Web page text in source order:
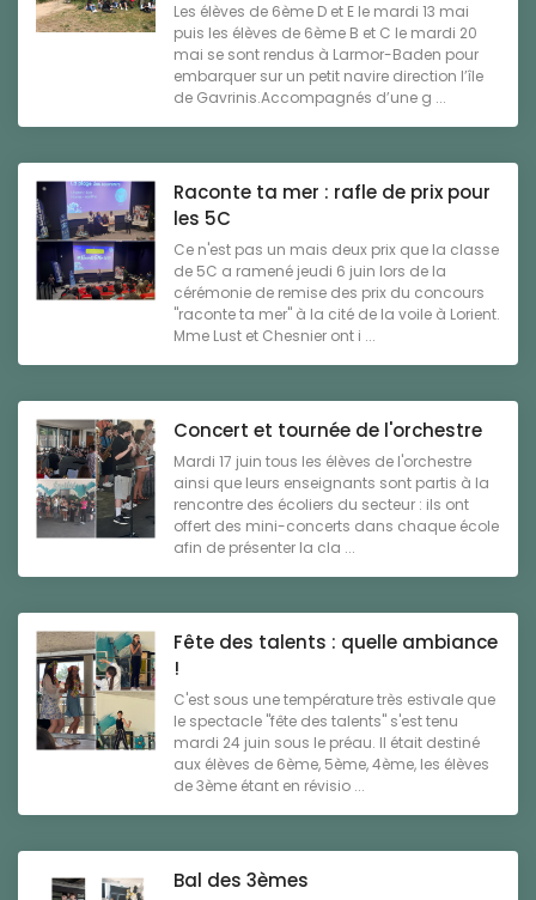
Les élèves de 6ème D et E le mardi 13 mai
puis les élèves de 6ème B et C le mardi 20
mai se sont rendus à Larmor-Baden pour
embarquer sur un petit navire direction l’île
de Gavrinis.Accompagnés d’une g ...
Raconte ta mer : rafle de prix pour
les 5C
Ce n'est pas un mais deux prix que la classe
de 5C a ramené jeudi 6 juin lors de la
cérémonie de remise des prix du concours
"raconte ta mer" à la cité de la voile à Lorient.
Mme Lust et Chesnier ont i ...
Concert et tournée de l'orchestre
Mardi 17 juin tous les élèves de l'orchestre
ainsi que leurs enseignants sont partis à la
rencontre des écoliers du secteur : ils ont
offert des mini-concerts dans chaque école
afin de présenter la cla ...
Fête des talents : quelle ambiance
!
C'est sous une température très estivale que
le spectacle "fête des talents" s'est tenu
mardi 24 juin sous le préau. Il était destiné
aux élèves de 6ème, 5ème, 4ème, les élèves
de 3ème étant en révisio ...
Bal des 3èmes